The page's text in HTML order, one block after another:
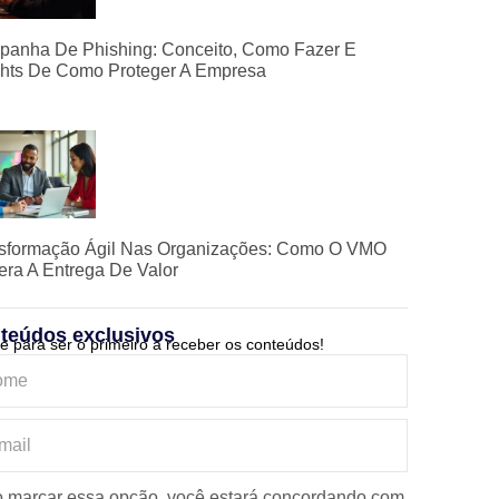
De Phishing: Conceito, Como Fazer E
De Como Proteger A Empresa
Ágil Nas Organizações: Como O VMO
A Entrega De Valor
exclusivos
para ser o primeiro a receber os conteúdos!